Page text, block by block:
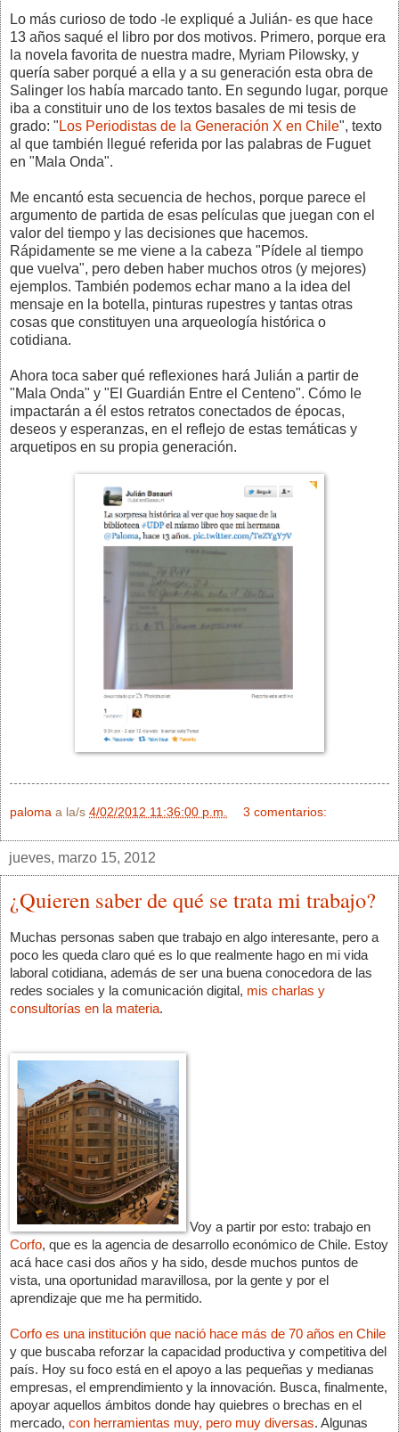
Lo más curioso de todo -le expliqué a Julián- es que hace
13 años saqué el libro por dos motivos. Primero, porque era
la novela favorita de nuestra madre, Myriam Pilowsky, y
quería saber porqué a ella y a su generación esta obra de
Salinger los había marcado tanto. En segundo lugar, porque
iba a constituir uno de los textos basales de mi tesis de
grado: " Los Periodistas de la Generación X en Chile", texto
al que también llegué referida por las palabras de Fuguet
en "Mala Onda".
Me encantó esta secuencia de hechos, porque parece el
argumento de partida de esas películas que juegan con el
valor del tiempo y las decisiones que hacemos.
Rápidamente se me viene a la cabeza "Pídele al tiempo
que vuelva", pero deben haber muchos otros (y mejores)
ejemplos. También podemos echar mano a la idea del
mensaje en la botella, pinturas rupestres y tantas otras
cosas que constituyen una arqueología histórica o
cotidiana.
Ahora toca saber qué reflexiones hará Julián a partir de
"Mala Onda" y "El Guardián Entre el Centeno". Cómo le
impactarán a él estos retratos conectados de épocas,
deseos y esperanzas, en el reflejo de estas temáticas y
arquetipos en su propia generación.
paloma a la/s 4/02/2012 11:36:00 p.m. 3 comentarios:
jueves, marzo 15, 2012
¿Quieren saber de qué se trata mi trabajo?
Muchas personas saben que trabajo en algo interesante, pero a
poco les queda claro qué es lo que realmente hago en mi vida
laboral cotidiana, además de ser una buena conocedora de las
redes sociales y la comunicación digital, mis charlas y
consultorías en la materia.
Corfo, que es la agencia de desarrollo económico de Chile. Estoy
acá hace casi dos años y ha sido, desde muchos puntos de
vista, una oportunidad maravillosa, por la gente y por el
aprendizaje que me ha permitido.
Corfo es una institución que nació hace más de 70 años en Chile
y que buscaba reforzar la capacidad productiva y competitiva del
país. Hoy su foco está en el apoyo a las pequeñas y medianas
empresas, el emprendimiento y la innovación. Busca, finalmente,
apoyar aquellos ámbitos donde hay quiebres o brechas en el
mercado, con herramientas muy, pero muy diversas. Algunas